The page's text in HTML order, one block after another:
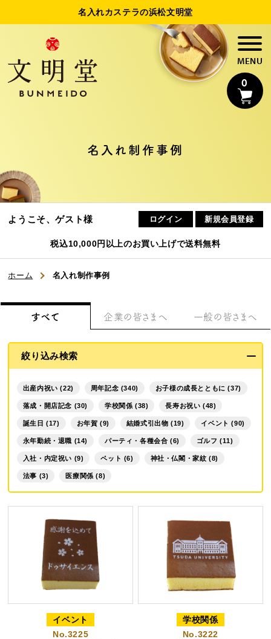
名入れカステラの浜松文明堂
0
制作事例
浜松文明堂について
初めてのお客様へ
ご利用ガイド
お知らせ
お問い合わせ
商品一覧
好きな文字とイラスト
型からオリジナルで作
名入れ制作事例
税込10,000円以上のお買い上げで送料無料
ようこそ、ゲスト様 ログイン 新規会員登録
ホーム 名入れ制作事例
すべて 企業の皆さまへ 一般の皆さまへ
絞り込み検索
出産内祝い (22) 周年記念 (340) お子様の成長とともに (37)
落成・開店記念 (30) 学校関係 (38) 長寿お祝い (48)
誕生日 (17) お年賀 (9) 結婚式引出物 (19) イベント (90)
永年勤続・退職 (14) パーティ・各種会合 (6) ゴルフ (11)
入社・内定祝い (9) ペット (6) 神社・仏閣・家紋 (8)
法事 (3) 医療関係 (8)
イベント
No.3225
学校関係
No.3222